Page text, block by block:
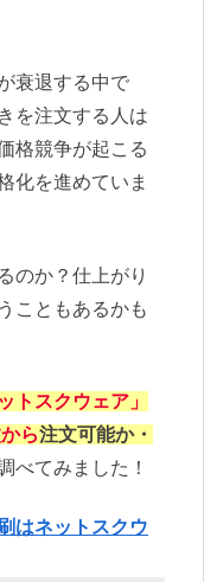
衰退する中で
を注文する人は
格競争が起こる
化を進めていま
のか？仕上がり
こともあるかも
トスクウェア」
ら注文可能か・
べてみました！
はネットスクウ